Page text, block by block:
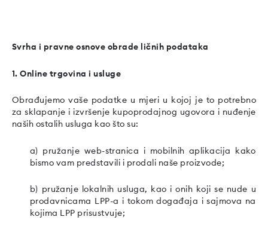
Svrha i pravne osnove obrade ličnih podataka
1. Online trgovina i usluge
Obrađujemo vaše podatke u mjeri u kojoj je to potrebno
za sklapanje i izvršenje kupoprodajnog ugovora i nuđenje
naših ostalih usluga kao što su:
a) pružanje web-stranica i mobilnih aplikacija kako
bismo vam predstavili i prodali naše proizvode;
b) pružanje lokalnih usluga, kao i onih koji se nude u
prodavnicama LPP-a i tokom događaja i sajmova na
kojima LPP prisustvuje;